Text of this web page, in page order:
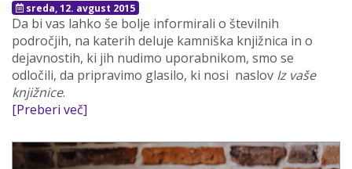
sreda, 12. avgust 2015
Da bi vas lahko še bolje informirali o številnih
področjih, na katerih deluje kamniška knjižnica in o
dejavnostih, ki jih nudimo uporabnikom, smo se
odločili, da pripravimo glasilo, ki nosi naslov Iz vaše
knjižnice.
[Preberi več]